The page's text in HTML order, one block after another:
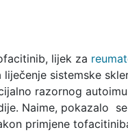
lijek za
sistemske
razornog
Naime, pokazalo
primjene